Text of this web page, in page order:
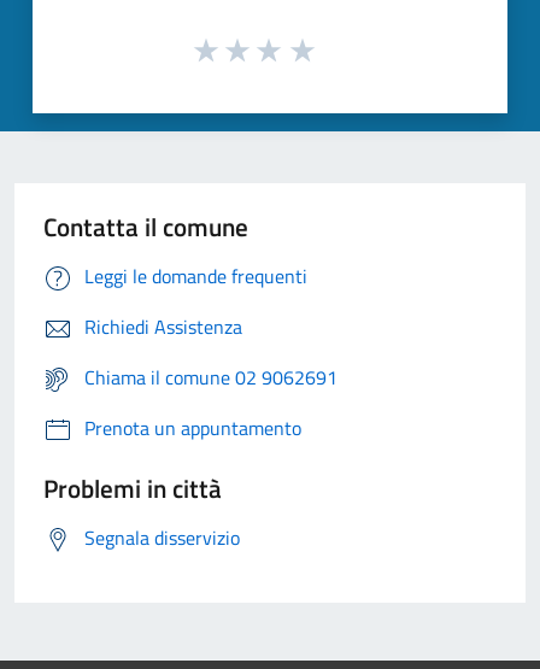
Contatta il comune
Leggi le domande frequenti
Richiedi Assistenza
Chiama il comune 02 9062691
Prenota un appuntamento
Problemi in città
Segnala disservizio